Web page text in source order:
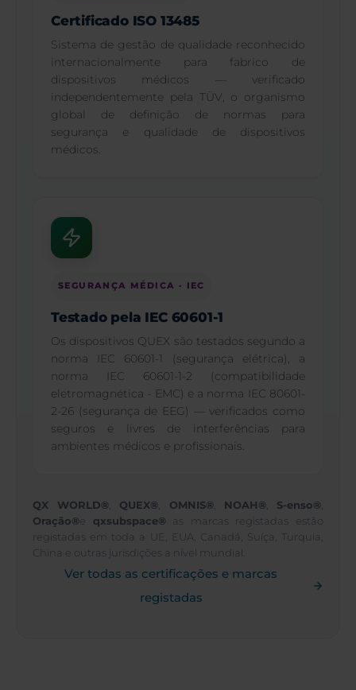
Certificado ISO 13485
Sistema de gestão de qualidade reconhecido
internacionalmente para fabrico de
dispositivos médicos — verificado
independentemente pela TÜV, o organismo
global de definição de normas para
segurança e qualidade de dispositivos
médicos.
SEGURANÇA MÉDICA · IEC
Testado pela IEC 60601-1
Os dispositivos QUEX são testados segundo a
norma IEC 60601-1 (segurança elétrica), a
norma IEC 60601-1-2 (compatibilidade
eletromagnética - EMC) e a norma IEC 80601-
2-26 (segurança de EEG) — verificados como
seguros e livres de interferências para
ambientes médicos e profissionais.
QX WORLD® QUEX® OMNIS® NOAH® S-enso®
Oração®e qxsubspace® as marcas registadas estão
registadas em toda a UE, EUA, Canadá, Suíça, Turquia,
China e outras jurisdições a nível mundial.
Ver todas as certificações e marcas
registadas